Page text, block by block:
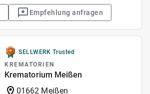
Empfehlung anfragen
SELLWERK Trusted
KREMATORIEN
Krematorium Meißen
01662 Meißen